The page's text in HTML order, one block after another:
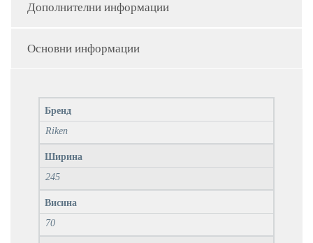
Дополнителни информации
Основни информации
Бренд
Riken
Ширина
245
Висина
70